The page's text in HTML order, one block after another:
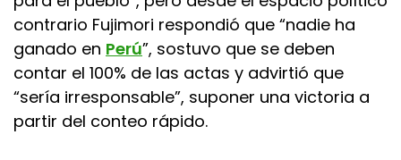
contrario Fujimori respondió que “nadie ha
ganado en Perú”, sostuvo que se deben
contar el 100% de las actas y advirtió que
“sería irresponsable”, suponer una victoria a
partir del conteo rápido.